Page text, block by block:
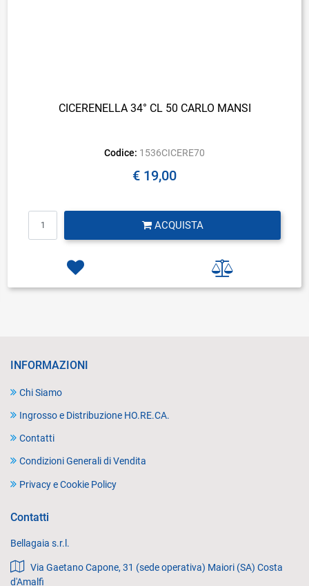
CICERENELLA 34° CL 50 CARLO MANSI
Codice: 1536CICERE70
€ 19,00
ACQUISTA
INFORMAZIONI
Chi Siamo
Ingrosso e Distribuzione HO.RE.CA.
Contatti
Condizioni Generali di Vendita
Privacy e Cookie Policy
Contatti
Bellagaia s.r.l.
Via Gaetano Capone, 31 (sede operativa) Maiori (SA) Costa
d'Amalfi